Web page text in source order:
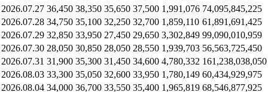
2026.07.27 36,450 38,350 35,650 37,500 1,991,076 74,095,845,225
2026.07.28 34,750 35,100 32,250 32,700 1,859,110 61,891,691,425
2026.07.29 32,850 33,950 27,450 29,650 3,302,849 99,090,010,959
2026.07.30 28,050 30,850 28,050 28,550 1,939,703 56,563,725,450
2026.07.31 31,900 35,300 31,450 34,600 4,780,332 161,238,038,050
2026.08.03 33,300 35,050 32,600 33,950 1,780,149 60,434,929,975
2026.08.04 34,000 36,700 33,550 35,400 1,965,819 68,546,877,925